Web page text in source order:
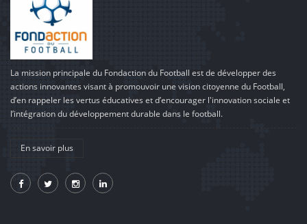
La mission principale du Fondaction du Football est de développer des
actions innovantes visant à promouvoir une vision citoyenne du Football,
d’en rappeler les vertus éducatives et d’encourager l'innovation sociale et
l’intégration du développement durable dans le football.
En savoir plus